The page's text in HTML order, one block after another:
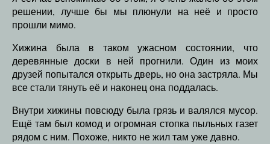
решении, лучше бы мы плюнули на неё и просто
прошли мимо.
Хижина была в таком ужасном состоянии, что
деревянные доски в ней прогнили. Один из моих
друзей попытался открыть дверь, но она застряла. Мы
все стали тянуть её и наконец она поддалась.
Внутри хижины повсюду была грязь и валялся мусор.
Ещё там был комод и огромная стопка пыльных газет
рядом с ним. Похоже, никто не жил там уже давно.